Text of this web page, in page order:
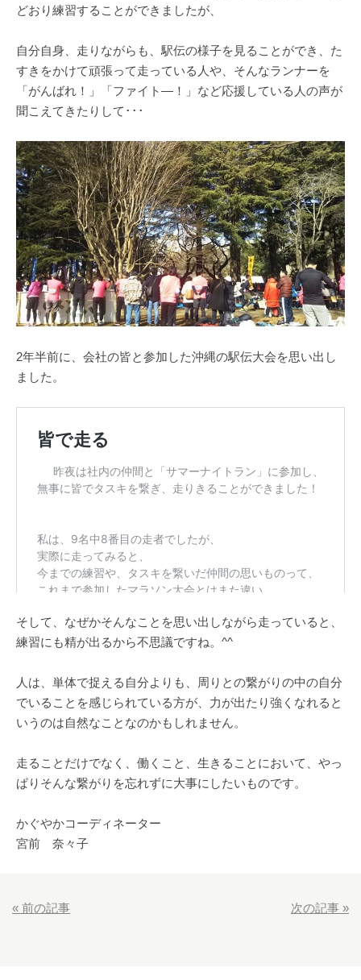
どおり練習することができましたが、
自分自身、走りながらも、駅伝の様子を見ることができ、た
すきをかけて頑張って走っている人や、そんなランナーを
「がんばれ！」「ファイト―！」など応援している人の声が
聞こえてきたりして･･･
2年半前に、会社の皆と参加した沖縄の駅伝大会を思い出し
ました。
そして、なぜかそんなことを思い出しながら走っていると、
練習にも精が出るから不思議ですね。^^
人は、単体で捉える自分よりも、周りとの繋がりの中の自分
でいることを感じられている方が、力が出たり強くなれると
いうのは自然なことなのかもしれません。
走ることだけでなく、働くこと、生きることにおいて、やっ
ぱりそんな繋がりを忘れずに大事にしたいものです。
かぐやかコーディネーター
宮前 奈々子
« 前の記事 次の記事 »